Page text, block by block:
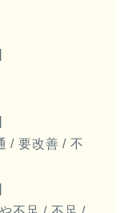
/ 要改善 / 不